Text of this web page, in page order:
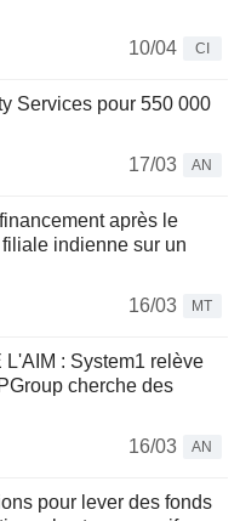
10/04
CI
Services pour 550 000
17/03
AN
après le
indienne sur un
16/03
MT
: System1 relève
cherche des
16/03
AN
pour lever des fonds